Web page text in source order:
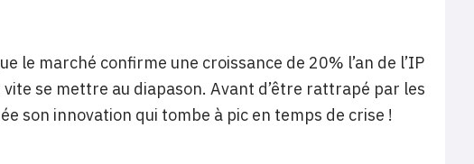
le marché confirme une croissance de 20% l’an de l’IP
se mettre au diapason. Avant d’être rattrapé par les
son innovation qui tombe à pic en temps de crise !